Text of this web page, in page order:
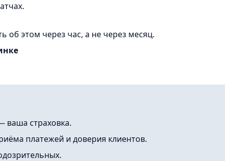
об этом через час, а не через месяц.
ваша страховка.
платежей и доверия клиентов.